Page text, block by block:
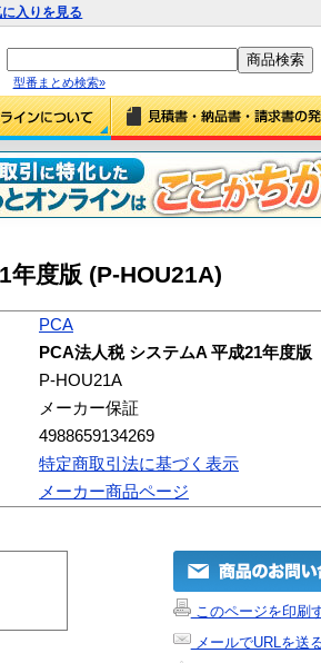
に入りを見る
型番まとめ検索»
年度版 (P-HOU21A)
PCA
PCA法人税 システムA 平成21年度版
P-HOU21A
メーカー保証
4988659134269
特定商取引法に基づく表示
メーカー商品ページ
このページを印刷
メールでURLを送